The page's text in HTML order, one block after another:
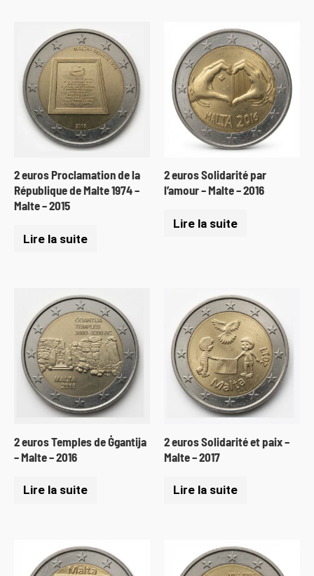
2 euros Proclamation de la
République de Malte 1974 –
Malte – 2015
Lire la suite
2 euros Solidarité par
l’amour – Malte – 2016
Lire la suite
2 euros Temples de Ġgantija
– Malte – 2016
Lire la suite
2 euros Solidarité et paix –
Malte – 2017
Lire la suite